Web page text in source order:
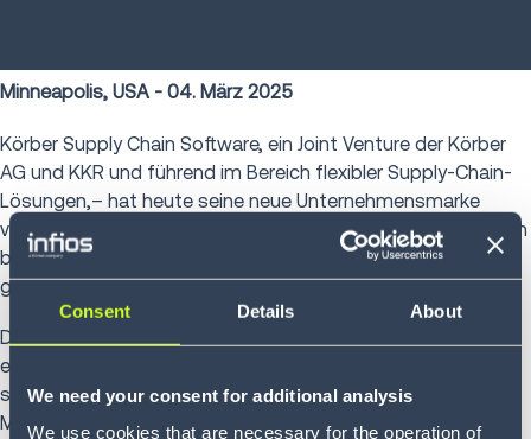
Consent Details About
We need your consent for additional analysis
We use cookies that are necessary for the operation of
Minneapolis, USA - 04. März 2025
Körber Supply Chain Software, ein Joint Venture der Körber
AG und KKR und führend im Bereich flexibler Supply-Chain-
Lösungen,– hat heute seine neue Unternehmensmarke
vorgestellt: Infios steht sinnbildlich für das Konzept, Kunden
bei ihren gegenwärtigen Herausforderungen abzuholen und
gemeinsam mit ihnen die Zukunft zu gestalten.
Der Name Infios ist eine Referenz an die Unendlichkeit und
erinnert an die Größe der vernetzten globalen Märkte. Er
symbolisiert zugleich die nahezu grenzenlosen
Möglichkeiten, Unternehmen bei der Zukunftsgestaltung zu